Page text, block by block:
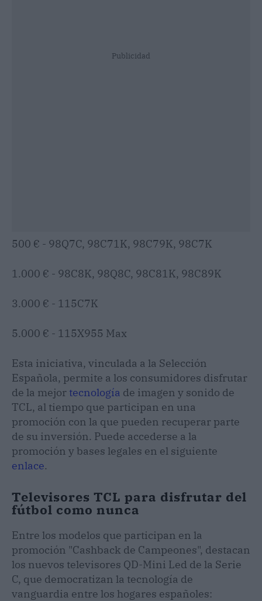
Publicidad
500 € - 98Q7C, 98C71K, 98C79K, 98C7K
1.000 € - 98C8K, 98Q8C, 98C81K, 98C89K
3.000 € - 115C7K
5.000 € - 115X955 Max
Esta iniciativa, vinculada a la Selección
Española, permite a los consumidores disfrutar
de la mejor tecnología de imagen y sonido de
TCL, al tiempo que participan en una
promoción con la que pueden recuperar parte
de su inversión. Puede accederse a la
promoción y bases legales en el siguiente
enlace.
Televisores TCL para disfrutar del
fútbol como nunca
Entre los modelos que participan en la
promoción "Cashback de Campeones", destacan
los nuevos televisores QD-Mini Led de la Serie
C, que democratizan la tecnología de
vanguardia entre los hogares españoles: